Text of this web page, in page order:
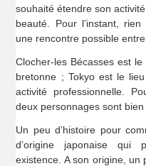
souhaité étendre son
beauté. Pour l’instant,
une rencontre possible
Clocher-les Bécasses est
bretonne ; Tokyo est le
activité professionnelle.
deux personnages sont bien
Un peu d’histoire pour
d’origine japonaise qui
existence. A son origine, un